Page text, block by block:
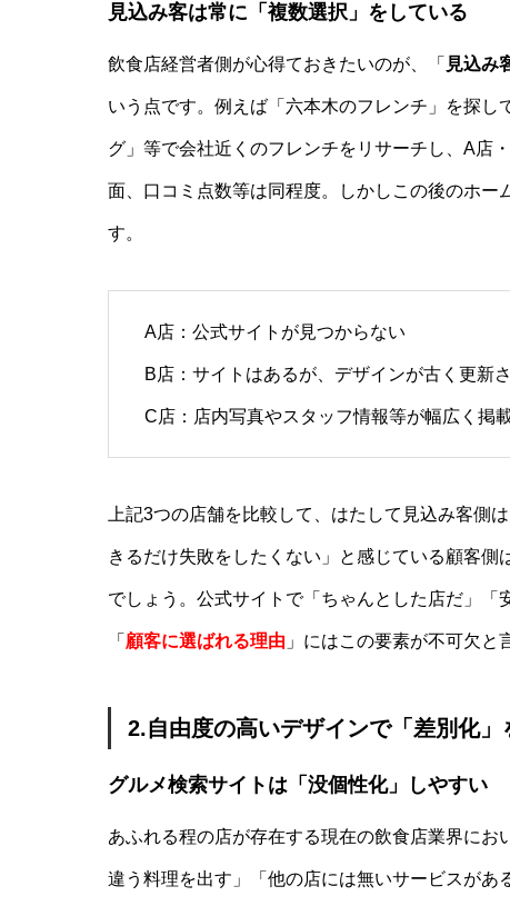
見込み客は常に「複数選択」をしている
飲食店経営者側が心得ておきたいのが、「 見込み
いう点です。例えば「六本木のフレンチ」を探
グ」等で会社近くのフレンチをリサーチし、A店
面、口コミ点数等は同程度。しかしこの後のホー
す。
A店：公式サイトが見つからない
B店：サイトはあるが、デザインが古く更新
C店：店内写真やスタッフ情報等が幅広く掲
上記3つの店舗を比較して、はたして見込み客側
きるだけ失敗をしたくない」と感じている顧客
でしょう。公式サイトで「ちゃんとした店だ」「
「 顧客に選ばれる理由 」にはこの要素が不可欠と
2.自由度の高いデザインで「差別化」
グルメ検索サイトは「没個性化」しやすい
あふれる程の店が存在する現在の飲食店業界に
違う料理を出す」「他の店には無いサービスが